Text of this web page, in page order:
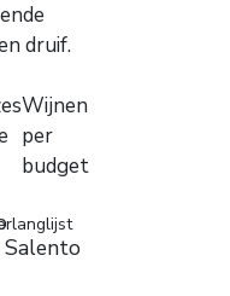
druif.
Wijnen
per
budget
Salento